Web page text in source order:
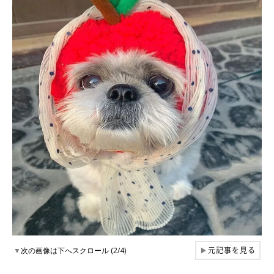
▼次の画像は下へスクロール (2/4) ▶元記事を見る